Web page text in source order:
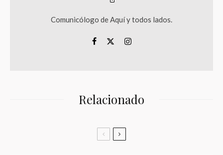
Comunicólogo de Aquí y todos lados.
Relacionado